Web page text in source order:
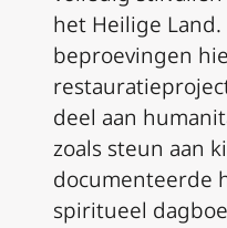
het Heilige
beproevingen
deel aan
zoals steun aan
documenteerde
spiritueel